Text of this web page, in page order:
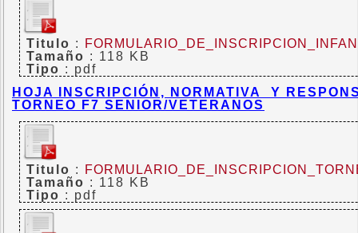
Titulo :
Tamaño : 118 KB
Tipo : pdf
HOJA INSCRIPCIÓN, NORMATIVA Y
TORNEO F7 SENIOR/VETERANOS
Titulo :
Tamaño : 118 KB
Tipo : pdf